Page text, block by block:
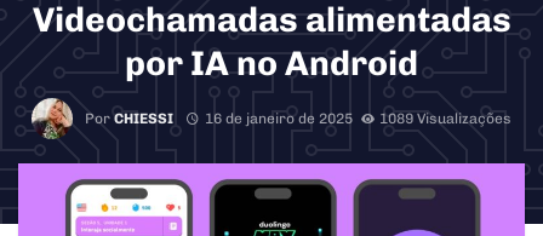
Videochamadas alimentadas
por IA no Android
PorCHIESSI 16 de janeiro de 2025 1089 Visualizações